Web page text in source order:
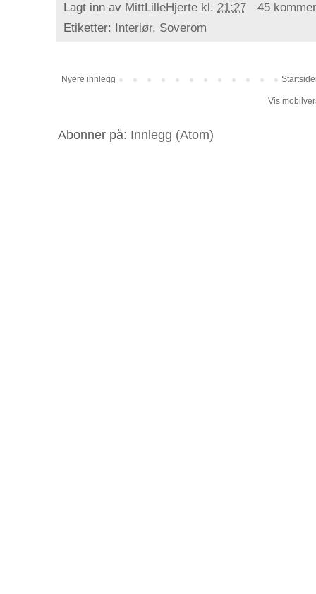
Lagt inn av MittLilleHjerte kl. 21:27
45
Etiketter: Interiør, Soverom
Nyere innlegg
Vis
Abonner på: Innlegg (Atom)